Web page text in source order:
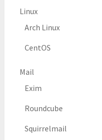
Linux
Arch Linux
CentOS
Mail
Exim
Roundcube
Squirrelmail